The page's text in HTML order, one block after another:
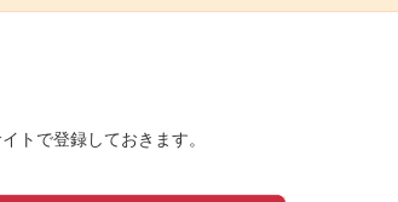
トで登録しておきます。